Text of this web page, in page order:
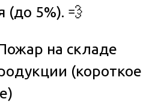
(до 5%). 💨
на складе
(короткое